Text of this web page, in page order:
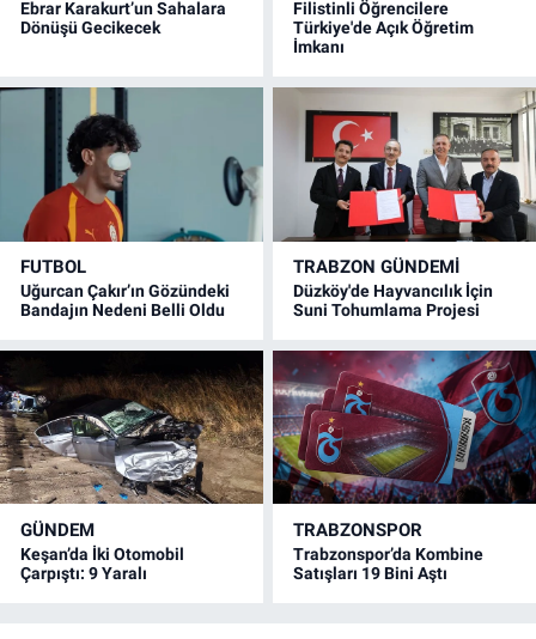
Ebrar Karakurt’un Sahalara
Dönüşü Gecikecek
Filistinli Öğrencilere
Türkiye'de Açık Öğretim
İmkanı
FUTBOL
Uğurcan Çakır’ın Gözündeki
Bandajın Nedeni Belli Oldu
TRABZON GÜNDEMİ
Düzköy'de Hayvancılık İçin
Suni Tohumlama Projesi
GÜNDEM
Keşan’da İki Otomobil
Çarpıştı: 9 Yaralı
TRABZONSPOR
Trabzonspor’da Kombine
Satışları 19 Bini Aştı